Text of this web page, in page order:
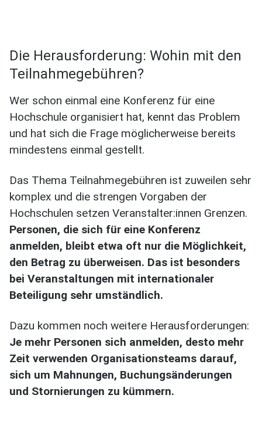
Die Herausforderung: Wohin mit den
Teilnahmegebühren?
Wer schon einmal eine Konferenz für eine
Hochschule organisiert hat, kennt das Problem
und hat sich die Frage möglicherweise bereits
mindestens einmal gestellt.
Das Thema Teilnahmegebühren ist zuweilen sehr
komplex und die strengen Vorgaben der
Hochschulen setzen Veranstalter:innen Grenzen.
Personen, die sich für eine Konferenz
anmelden, bleibt etwa oft nur die Möglichkeit,
den Betrag zu überweisen. Das ist besonders
bei Veranstaltungen mit internationaler
Beteiligung sehr umständlich.
Dazu kommen noch weitere Herausforderungen:
Je mehr Personen sich anmelden, desto mehr
Zeit verwenden Organisationsteams darauf,
sich um Mahnungen, Buchungsänderungen
und Stornierungen zu kümmern.